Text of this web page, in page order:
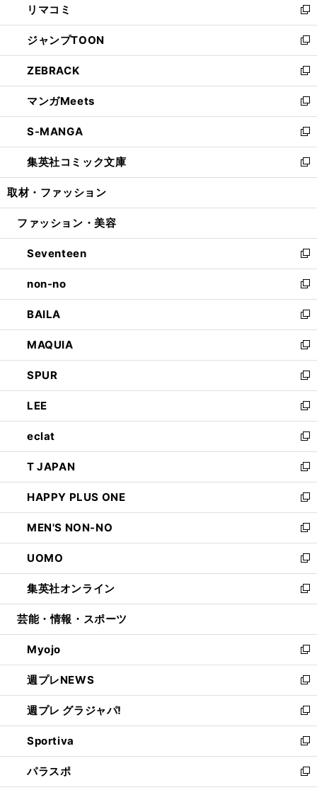
で
開
く
ド
ウ
で
開
く
ィ
ン
ド
ウ
で
開
く
い
ウ
ィ
ン
ド
ウ
で
開
く
リマコミ
新
し
い
ウ
ィ
ン
ド
ウ
で
開
く
ジャンプTOON
新
し
い
ウ
ィ
ン
ド
ウ
で
開
ZEBRACK
新
し
い
ウ
ィ
ン
ド
ウ
開
マンガMeets
新
し
い
ウ
ィ
ン
ウ
開
く
S-MANGA
新
し
い
ウ
ン
ウ
で
開
く
集英社コミック文庫
新
し
ウ
ン
ド
ウ
で
開
く
取材・ファッション
ファッション・美容
Seventeen
新
し
い
ウ
ィ
ン
ド
ウ
で
開
く
non-no
新
し
い
ウ
ィ
ン
ド
ウ
で
開
く
BAILA
新
し
い
ウ
ィ
ン
ド
ウ
で
開
く
MAQUIA
新
し
い
ウ
ィ
ン
ド
ウ
で
開
く
SPUR
新
し
い
ウ
ィ
ン
ド
ウ
で
開
く
LEE
新
し
い
ウ
ィ
ン
ド
ウ
で
開
く
eclat
新
し
い
ウ
ィ
ン
ド
ウ
で
開
く
T JAPAN
新
し
い
ウ
ィ
ン
ド
ウ
で
開
HAPPY PLUS ONE
新
し
い
ウ
ィ
ン
ド
ウ
開
く
MEN'S NON-NO
新
し
い
ウ
ィ
ン
ウ
で
開
く
UOMO
新
し
い
ウ
ン
ド
ウ
で
開
く
集英社オンライン
新
し
ウ
ィ
ン
ド
ウ
で
開
く
芸能・情報・スポーツ
Myojo
新
し
い
ウ
ィ
ン
ド
ウ
で
開
週プレNEWS
新
し
い
ウ
ィ
ン
ド
ウ
週プレ グラジャパ!
新
し
い
ウ
ィ
Sportiva
新
し
い
パラスポ
新